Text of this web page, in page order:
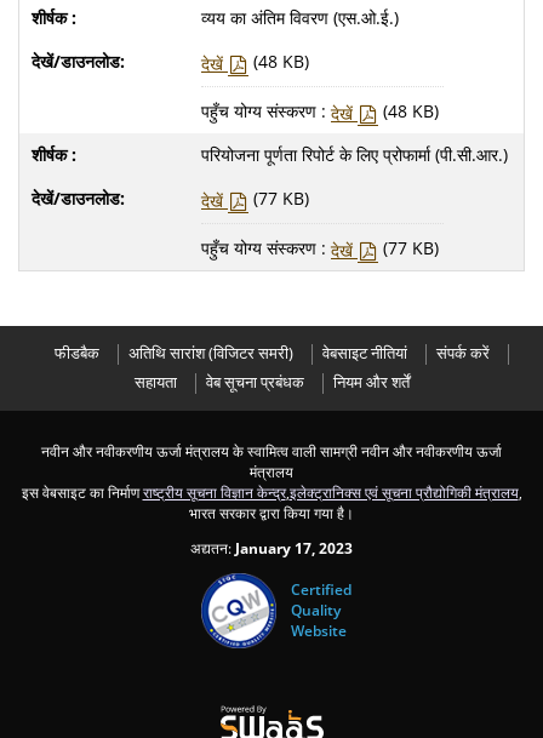
व्यय का अंतिम विवरण (एस.ओ.ई.)
देखें
(48 KB)
पहुँच योग्य संस्करण : देखें
(48 KB)
परियोजना पूर्णता रिपोर्ट के लिए प्रोफार्मा (पी.सी.आर.)
देखें
(77 KB)
पहुँच योग्य संस्करण : देखें (77 KB)
फीडबैक अतिथ‍ि सारांश (विज‍िटर समरी) वेबसाइट नीतियां
संपर्क करें
सहायता
वेब सूचना प्रबंधक नियम और शर्तें
नवीन और नवीकरणीय ऊर्जा मंत्रालय के स्‍वामित्‍व वाली सामग्री नवीन और नवीकरणीय ऊर्जा
मंत्रालय
इस वेबसाइट का निर्माणराष्ट्रीय सूचना विज्ञान केन्द्र,इलेक्ट्रानिक्स एवं सूचना प्रौद्योगिकी मंत्रालय,
भारत सरकार द्वारा किया गया है।
अद्यतन: January 17, 2023
Certified
Quality
Website